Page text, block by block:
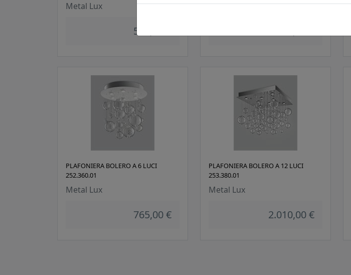
Metal Lux
547,00 €
Metal Lux
PLAFONIERA BOLERO A 6 LUCI
252.360.01
Metal Lux
765,00 €
PLAFONIERA BOLERO A 12 LUCI
253.380.01
Metal Lux
2.010,00 €